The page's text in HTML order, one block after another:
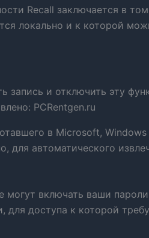
Recall заключается в
локально и к которой
запись и отключить эту
PCRentgen.ru
в Microsoft, Windows
для автоматического
включать ваши
для доступа к которой